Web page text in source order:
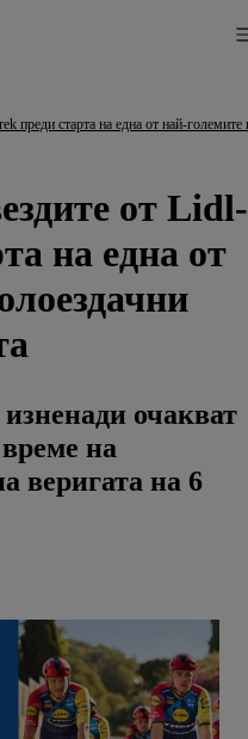
преди старта на една от най-големите
от Lidl-
на една от
очакват
на
веригата на 6